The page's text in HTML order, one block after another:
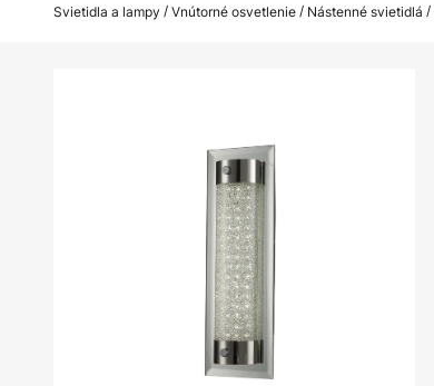
Svietidla a lampy Vnútorné osvetlenie Nástenné svietidlá